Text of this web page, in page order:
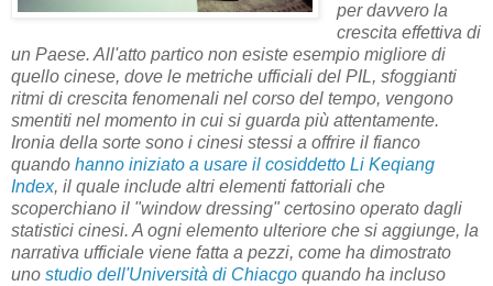
per davvero la
crescita effettiva di
un Paese. All'atto partico non esiste esempio migliore di
quello cinese, dove le metriche ufficiali del PIL, sfoggianti
ritmi di crescita fenomenali nel corso del tempo, vengono
smentiti nel momento in cui si guarda più attentamente.
Ironia della sorte sono i cinesi stessi a offrire il fianco
quando hanno iniziato a usare il cosiddetto Li Keqiang
Index, il quale include altri elementi fattoriali che
scoperchiano il "window dressing" certosino operato dagli
statistici cinesi. A ogni elemento ulteriore che si aggiunge, la
narrativa ufficiale viene fatta a pezzi, come ha dimostrato
uno studio dell'Università di Chiacgo quando ha incluso